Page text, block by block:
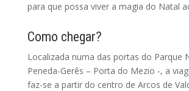
para que possa viver a magia do Natal
Como chegar?
Localizada numa das portas do Parque
Peneda-Gerês – Porta do Mezio -, a
faz-se a partir do centro de Arcos de